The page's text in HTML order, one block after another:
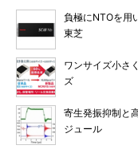
負極にNTOを用
東芝
ワンサイズ小さ
ズ
寄生発振抑制と
ジュール